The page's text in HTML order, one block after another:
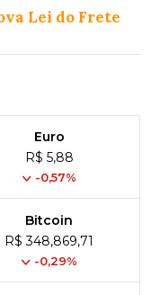
Lei do Frete
Euro
R$ 5,88
-0,57%
Bitcoin
R$ 348,869,71
-0,29%